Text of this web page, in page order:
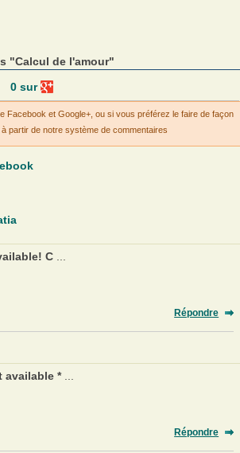
"Calcul de l'amour"
0 sur
Facebook et Google+, ou si vous préférez le faire de façon
partir de notre système de commentaires
C
Répondre
available *...
Répondre